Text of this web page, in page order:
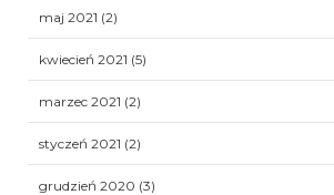
maj 2021 (2)
kwiecień 2021 (5)
marzec 2021 (2)
styczeń 2021 (2)
grudzień 2020 (3)